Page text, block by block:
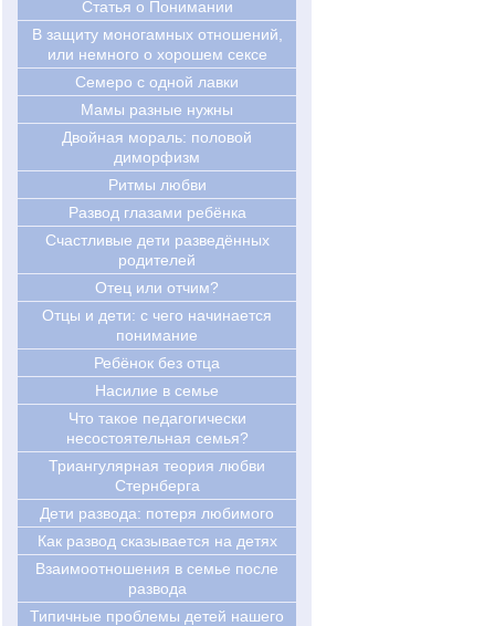
Статья о Понимании
В защиту моногамных отношений,
или немного о хорошем сексе
Семеро с одной лавки
Мамы разные нужны
Двойная мораль: половой
диморфизм
Ритмы любви
Развод глазами ребёнка
Счастливые дети разведённых
родителей
Отец или отчим?
Отцы и дети: с чего начинается
понимание
Ребёнок без отца
Насилие в семье
Что такое педагогически
несостоятельная семья?
Триангулярная теория любви
Стернберга
Дети развода: потеря любимого
Как развод сказывается на детях
Взаимоотношения в семье после
развода
Типичные проблемы детей нашего